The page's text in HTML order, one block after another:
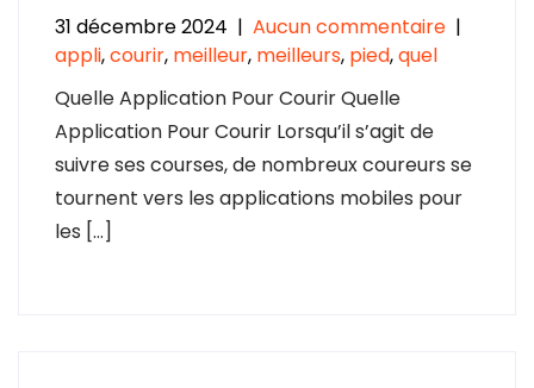
31 décembre 2024 | Aucun commentaire |
appli,courir, meilleur, meilleurs, pied,quel
Quelle Application Pour Courir Quelle
Application Pour Courir Lorsqu’il s’agit de
suivre ses courses, de nombreux coureurs se
tournent vers les applications mobiles pour
les […]